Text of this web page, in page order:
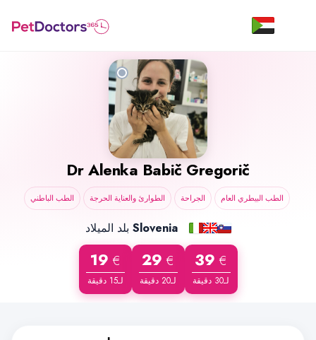
Dr Alenka Babič Gregorič
الطب الباطني الطوارئ والعناية الحرجة الجراحة الطب البيطري العام
Slovenia
19 €
لـ15 دقيقة
29 €
لـ20 دقيقة
39 €
لـ30 دقيقة